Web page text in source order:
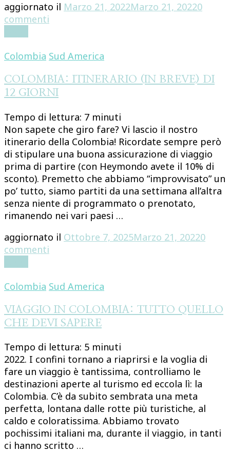
aggiornato il Marzo 21, 2022Marzo 21, 20220
commenti
COCORA:
SENTIERO
SCEGLIERE?
Colombia Sud America
COLOMBIA: ITINERARIO (IN BREVE) DI
12 GIORNI
Tempo di lettura: 7 minuti
Non sapete che giro fare? Vi lascio il nostro
itinerario della Colombia! Ricordate sempre però
di stipulare una buona assicurazione di viaggio
prima di partire (con Heymondo avete il 10% di
sconto). Premetto che abbiamo “improvvisato” un
po’ tutto, siamo partiti da una settimana all’altra
senza niente di programmato o prenotato,
rimanendo nei vari paesi …
aggiornato il Ottobre 7, 2025Marzo 21, 20220
commenti
(IN
DI
12
Colombia Sud America
VIAGGIO IN COLOMBIA: TUTTO QUELLO
CHE DEVI SAPERE
Tempo di lettura: 5 minuti
2022. I confini tornano a riaprirsi e la voglia di
fare un viaggio è tantissima, controlliamo le
destinazioni aperte al turismo ed eccola lì: la
Colombia. C’è da subito sembrata una meta
perfetta, lontana dalle rotte più turistiche, al
caldo e coloratissima. Abbiamo trovato
pochissimi italiani ma, durante il viaggio, in tanti
ci hanno scritto …